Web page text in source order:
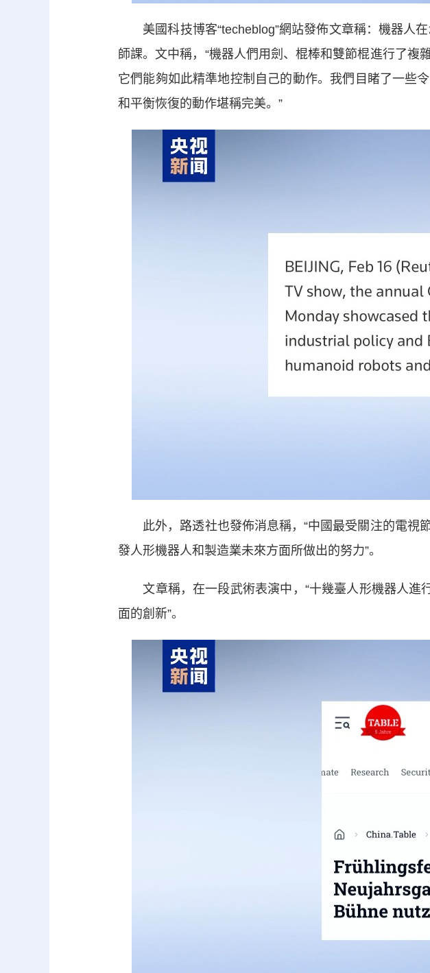
美國科技博客“techeblog”網站發佈文章稱：機器人
師課。文中稱，“機器人們用劍、棍棒和雙節棍進行了複
它們能夠如此精準地控制自己的動作。我們目睹了一些
和平衡恢復的動作堪稱完美。”
此外，路透社也發佈消息稱，“中國最受關注的電視
發人形機器人和製造業未來方面所做出的努力”。
文章稱，在一段武術表演中，“十幾臺人形機器人進
面的創新”。